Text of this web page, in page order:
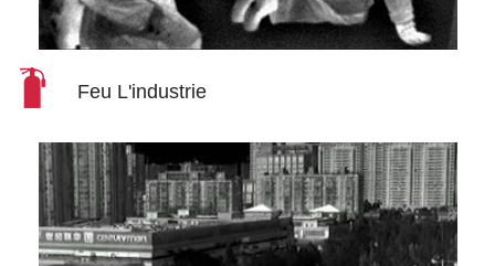
Feu L'industrie